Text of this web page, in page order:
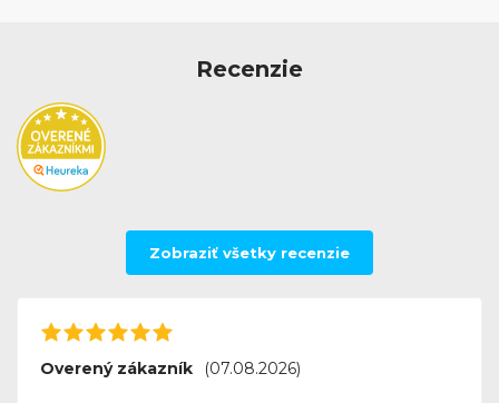
Recenzie
Zobraziť všetky recenzie
Overený zákazník (07.08.2026)